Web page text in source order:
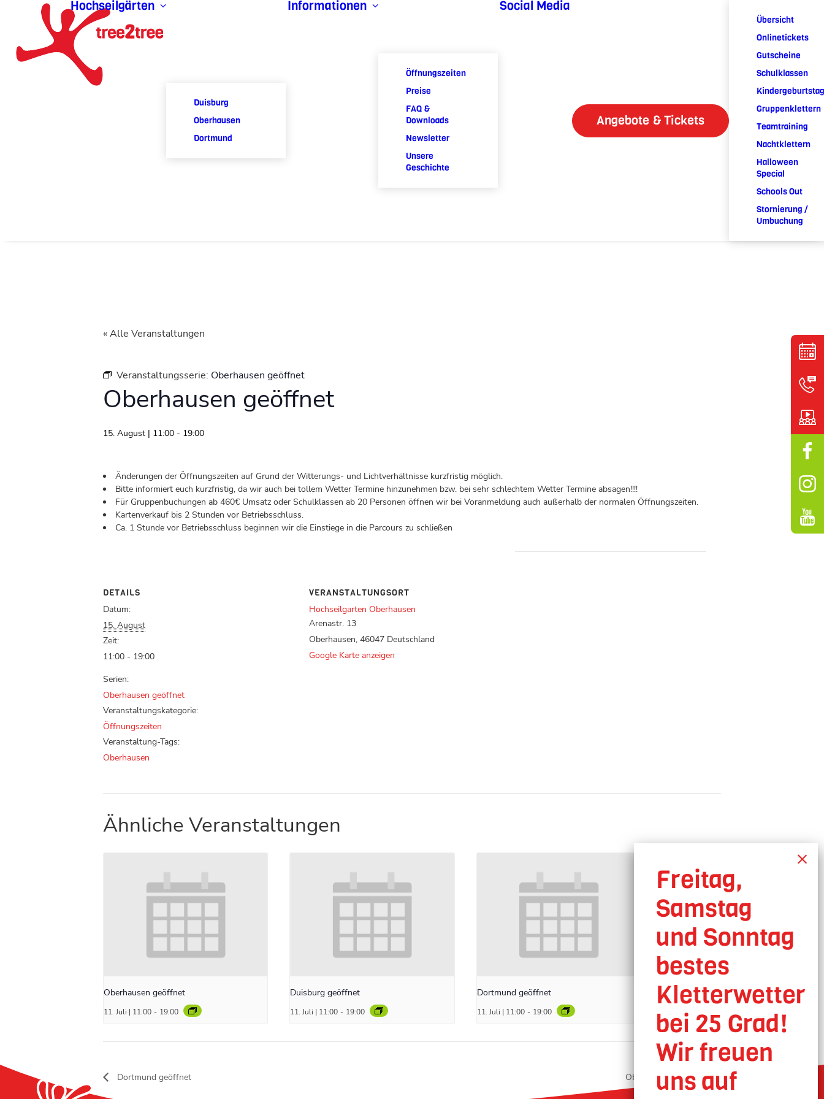
Hochseilgärten
Duisburg
Oberhausen
Dortmund
Informationen
Öffnungszeiten
Preise
FAQ &
Downloads
Newsletter
Unsere
Geschichte
Social Media
Angebote & Tickets
Übersicht
Onlinetickets
Gutscheine
Schulklassen
Kindergeburtstag
Gruppenklettern
Teamtraining
Nachtklettern
Halloween
Special
Schools Out
Stornierung /
Umbuchung
« Alle Veranstaltungen
Veranstaltungsserie: Oberhausen geöffnet
Oberhausen geöffnet
15. August | 11:00 - 19:00
Änderungen der Öffnungszeiten auf Grund der Witterungs- und Lichtverhältnisse kurzfristig möglich.
Bitte informiert euch kurzfristig, da wir auch bei tollem Wetter Termine hinzunehmen bzw. bei sehr schlechtem Wetter Termine absagen!!!!
Für Gruppenbuchungen ab 460€ Umsatz oder Schulklassen ab 20 Personen öffnen wir bei Voranmeldung auch außerhalb der normalen Öffnungszeiten.
Kartenverkauf bis 2 Stunden vor Betriebsschluss.
Ca. 1 Stunde vor Betriebsschluss beginnen wir die Einstiege in die Parcours zu schließen
DETAILS
Datum:
15. August
Zeit:
11:00 - 19:00
Serien:
Oberhausen geöffnet
Veranstaltungskategorie:
Öffnungszeiten
Veranstaltung-Tags:
Oberhausen
VERANSTALTUNGSORT
Hochseilgarten Oberhausen
Arenastr. 13
Oberhausen, 46047 Deutschland
Google Karte anzeigen
Ähnliche Veranstaltungen
Oberhausen geöffnet
11. Juli | 11:00 - 19:00
Duisburg geöffnet
11. Juli | 11:00 - 19:00
Dortmund geöffnet
11. Juli | 11:00 - 19:00
Dortmund geöffnet Oberhausen geöffnet